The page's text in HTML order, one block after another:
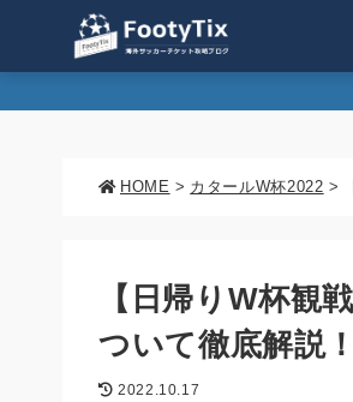
HOME > カタールW杯2022 >
【日帰りW杯観
ついて徹底解説！
2022.10.17